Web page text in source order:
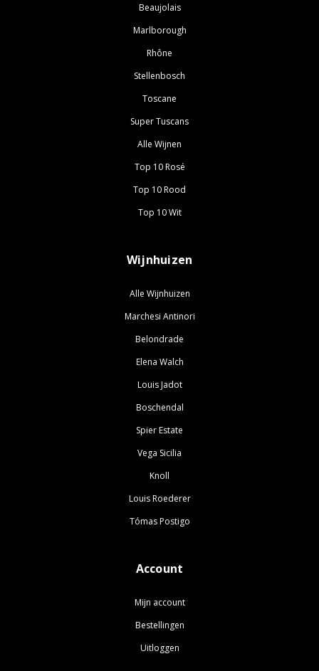
Beaujolais
Marlborough
Rhône
Stellenbosch
Toscane
Super Tuscans
Alle Wijnen
Top 10 Rosé
Top 10 Rood
Top 10 Wit
Wijnhuizen
Alle Wijnhuizen
Marchesi Antinori
Belondrade
Elena Walch
Louis Jadot
Boschendal
Spier Estate
Vega Sicilia
Knoll
Louis Roederer
Tómas Postigo
Account
Mijn account
Bestellingen
Uitloggen